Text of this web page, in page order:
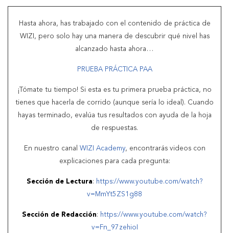
Hasta ahora, has trabajado con el contenido de práctica de
WIZI, pero solo hay una manera de descubrir qué nivel has
alcanzado hasta ahora…
PRUEBA PRÁCTICA PAA
¡Tómate tu tiempo! Si esta es tu primera prueba práctica, no
tienes que hacerla de corrido (aunque sería lo ideal). Cuando
hayas terminado, evalúa tus resultados con ayuda de la hoja
de respuestas.
En nuestro canal WIZI Academy, encontrarás videos con
explicaciones para cada pregunta:
Sección de Lectura: https://www.youtube.com/watch?
v=MmYt5ZS1g88
Sección de Redacción: https://www.youtube.com/watch?
v=Fn_97zehioI